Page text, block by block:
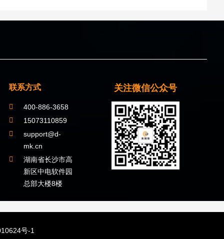
联系方式
400-886-3658
15073110859
support@d-
mk.cn
湖南省长沙市高
新区中电软件园
总部大楼8楼
关注微信公众号
号-1